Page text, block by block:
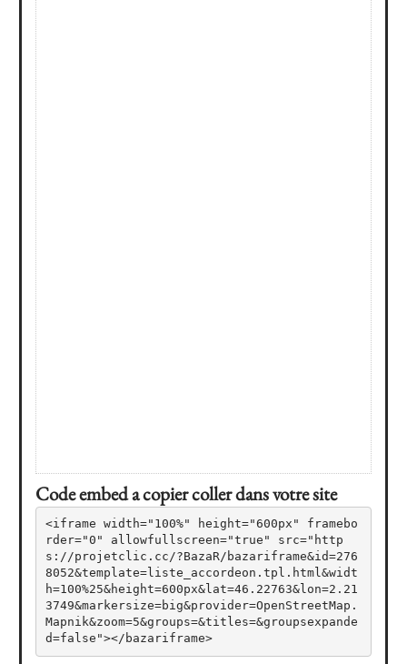
Code embed a copier coller dans votre site
<iframe width="100%" height="600px" framebo
rder="0" allowfullscreen="true" src="http
s://projetclic.cc/?BazaR/bazariframe&id=276
8052&template=liste_accordeon.tpl.html&widt
h=100%25&height=600px&lat=46.22763&lon=2.21
3749&markersize=big&provider=OpenStreetMap.
Mapnik&zoom=5&groups=&titles=&groupsexpande
d=false"></bazariframe>